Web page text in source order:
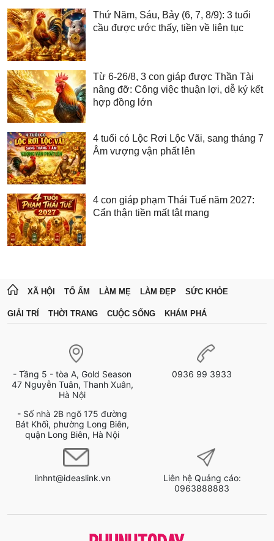
Thứ Năm, Sáu, Bảy (6, 7, 8/9): 3 tuổi
cầu được ước thấy, tiền về liên tục
Từ 6-26/8, 3 con giáp được Thần Tài
nâng đỡ: Công việc thuận lợi, dễ ký kết
hợp đồng lớn
4 tuổi có Lộc Rơi Lộc Vãi, sang tháng 7
Âm vượng vận phất lên
4 con giáp phạm Thái Tuế năm 2027:
Cẩn thận tiền mất tật mang
XÃ HỘI TỔ ẤM LÀM MẸ LÀM ĐẸP SỨC KHỎE
GIẢI TRÍ THỜI TRANG CUỘC SỐNG KHÁM PHÁ
- Tầng 5 - tòa A, Gold Season
47 Nguyễn Tuân, Thanh Xuân,
Hà Nội
- Số nhà 2B ngõ 175 đường
Bát Khối, phường Long Biên,
quận Long Biên, Hà Nội
0936 99 3933
linhnt@ideaslink.vn
Liên hệ Quảng cáo:
0963888883